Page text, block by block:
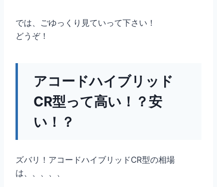
では、ごゆっくり見ていって下さい！
どうぞ！
アコードハイブリッド
CR型って高い！？安
い！？
ズバリ！アコードハイブリッドCR型の相場
は、、、、、